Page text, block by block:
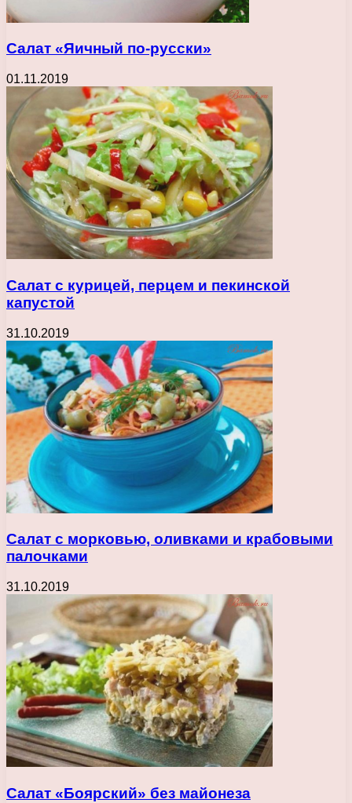
Салат «Яичный по-русски»
01.11.2019
Салат с курицей, перцем и пекинской
капустой
31.10.2019
Салат с морковью, оливками и крабовыми
палочками
31.10.2019
Салат «Боярский» без майонеза